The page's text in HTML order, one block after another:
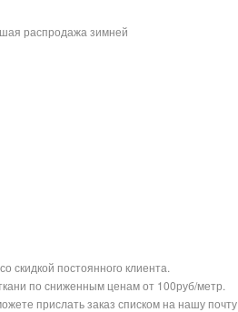
распродажа зимней
скидкой постоянного клиента.
по сниженным ценам от 100руб/метр.
прислать заказ списком на нашу почту